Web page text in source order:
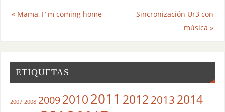
«Mama, I´m coming home
Sincronización Ur3 con
música»
ETIQUETAS
2007 2008 200920102011 2012 2013 2014